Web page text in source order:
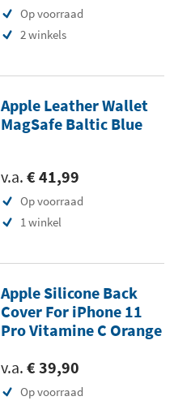
Op voorraad
2 winkels
Apple Leather Wallet
MagSafe Baltic Blue
v.a. € 41,99
Op voorraad
1 winkel
Apple Silicone Back
Cover For iPhone 11
Pro Vitamine C Orange
v.a. € 39,90
Op voorraad